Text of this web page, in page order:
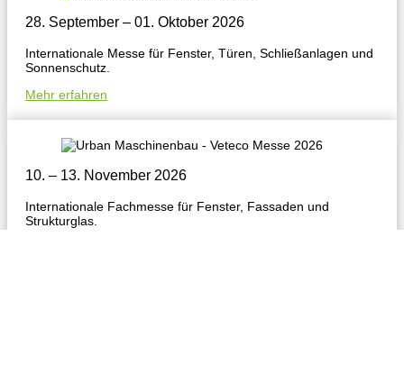
28. September – 01. Oktober 2026
Internationale Messe für Fenster, Türen, Schließanlagen und
Sonnenschutz.
Mehr erfahren
10. – 13. November 2026
Internationale Fachmesse für Fenster, Fassaden und
Strukturglas.